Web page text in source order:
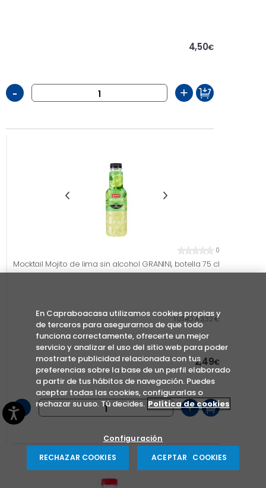
4,50€
- +
0
Mocktail Mojito de lima sin alcohol GRANINI, botella 75 cl
1 LITRO A 3,32 €
2,49€
- +
En Capraboacasa utilizamos cookies propias y
de terceros para asegurarnos de que todo
funciona correctamente, ofrecerte un mejor
servicio y analizar el uso del sitio web para poder
mostrarte publicidad relacionada con tus
preferencias sobre la base de un perfil elaborado
a partir de tus hábitos de navegación. Puedes
aceptar todas las cookies, configurarlas o
rechazar su uso. Tú decides. Política de cookies
Configuración
RECHAZAR COOKIES
ACEPTAR COOKIES